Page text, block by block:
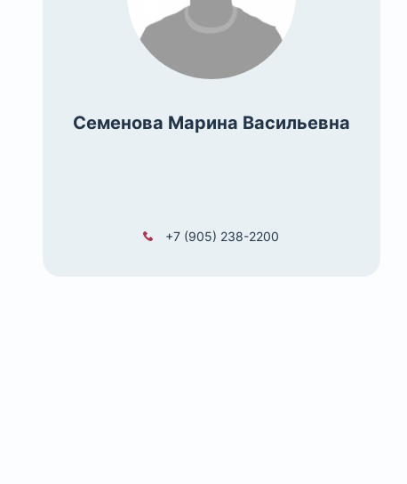
Семенова Марина Васильевна
+7 (905) 238-2200